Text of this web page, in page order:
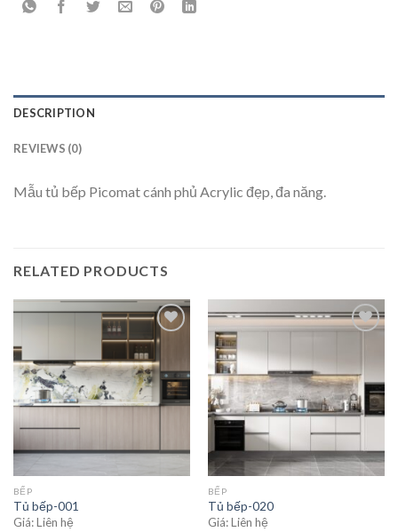
DESCRIPTION
REVIEWS (0)
Mẫu tủ bếp Picomat cánh phủ Acrylic đẹp, đa năng.
RELATED PRODUCTS
Add to
wishlist
BẾP
Tủ bếp-001
Giá: Liên hệ
BẾP
Tủ bếp-020
Giá: Liên hệ